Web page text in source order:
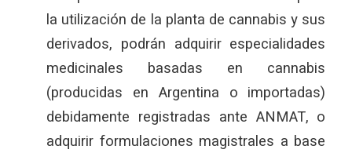
la utilización de la planta de cannabis y sus
derivados, podrán adquirir especialidades
medicinales basadas en cannabis
(producidas en Argentina o importadas)
debidamente registradas ante ANMAT, o
adquirir formulaciones magistrales a base